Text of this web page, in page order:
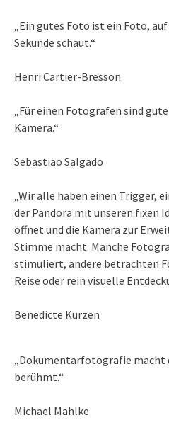
„Ein gutes Foto ist ein Foto,
Sekunde schaut.“
Henri Cartier-Bresson
„Für einen Fotografen sind
Kamera.“
Sebastiao Salgado
„Wir alle haben einen Trigger,
der Pandora mit unseren fixen
öffnet und die Kamera zur
Stimme macht. Manche
stimuliert, andere betrachten
Reise oder rein visuelle
Benedicte Kurzen
„Dokumentarfotografie macht
berühmt.“
Michael Mahlke